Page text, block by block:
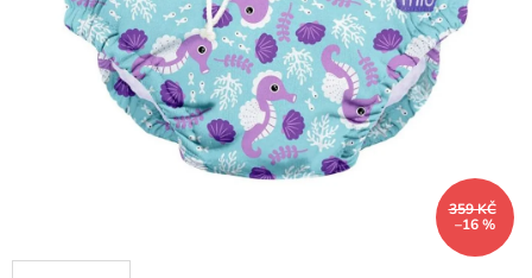
hvězdiček.
359 KČ
–16 %